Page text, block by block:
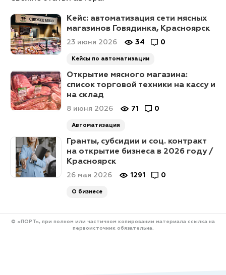
Кейс: автоматизация сети мясных
магазинов Говядинка, Красноярск
23 июня 2026 34 0
Кейсы по автоматизации
Открытие мясного магазина:
список торговой техники на кассу и
на склад
8 июня 2026 71 0
Автоматизация
Гранты, субсидии и соц. контракт
на открытие бизнеса в 2026 году /
Красноярск
26 мая 2026 1291 0
О бизнесе
© «ПОРТ», при полном или частичном копировании материала ссылка на
первоисточник обязательна.